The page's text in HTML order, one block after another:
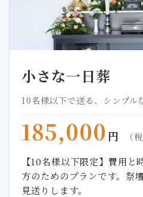
小さな一日葬
10名様以下で送る、シンプル
185,000 円
（
【10名様以下限定】費用
方のためのプランです。祭
見送りします。